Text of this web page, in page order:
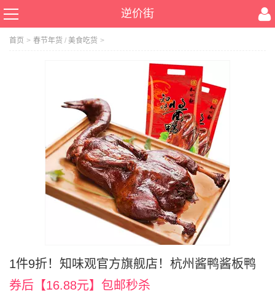
逆价街
首页 > 春节年货 / 美食吃货 >
1件9折！知味观官方旗舰店！杭州酱鸭酱板鸭
券后【16.88元】包邮秒杀